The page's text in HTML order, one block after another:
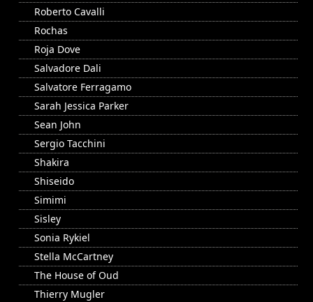
Roberto Cavalli
Rochas
Roja Dove
Salvadore Dali
Salvatore Ferragamo
Sarah Jessica Parker
Sean John
Sergio Tacchini
Shakira
Shiseido
Simimi
Sisley
Sonia Rykiel
Stella McCartney
The House of Oud
Thierry Mugler